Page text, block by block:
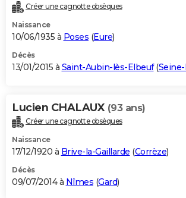
Créer une cagnotte obsèques
Naissance
10/06/1935 à Poses (Eure)
Décès
13/01/2015 à Saint-Aubin-lès-Elbeuf(
Lucien CHALAUX (93 ans)
Créer une cagnotte obsèques
Naissance
17/12/1920 à Brive-la-Gaillarde (Corrèze)
Décès
09/07/2014 à Nîmes (Gard)